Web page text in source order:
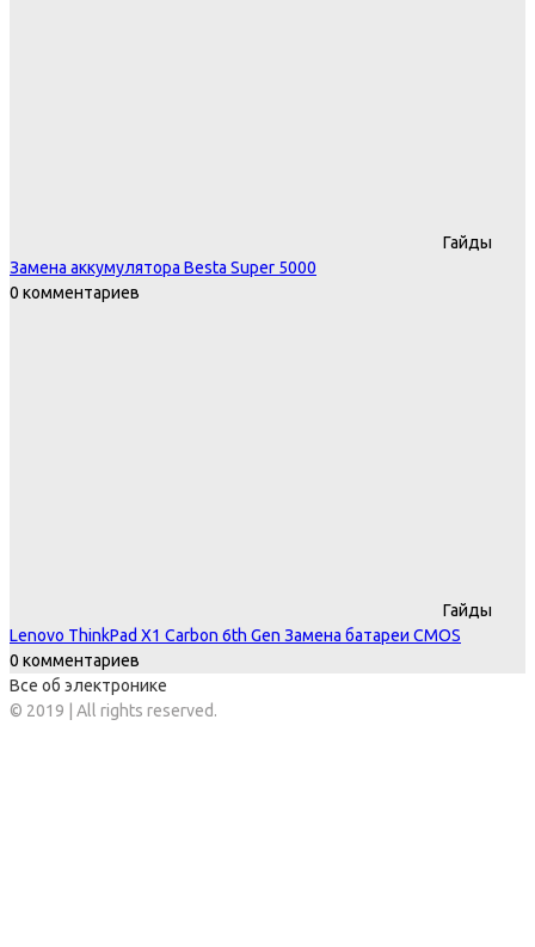
Гайды
Замена аккумулятора Besta Super 5000
0 комментариев
Гайды
Lenovo ThinkPad X1 Carbon 6th Gen Замена батареи CMOS
0 комментариев
Все об электронике
© 2019 | All rights reserved.